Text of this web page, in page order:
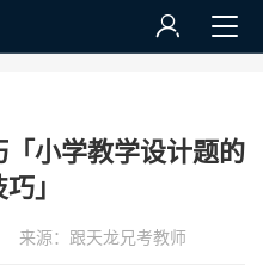
小学教学设计题的
」
来源：跟天龙兄考教师